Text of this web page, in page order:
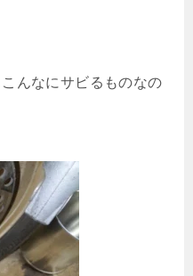
んなにサビるものなの